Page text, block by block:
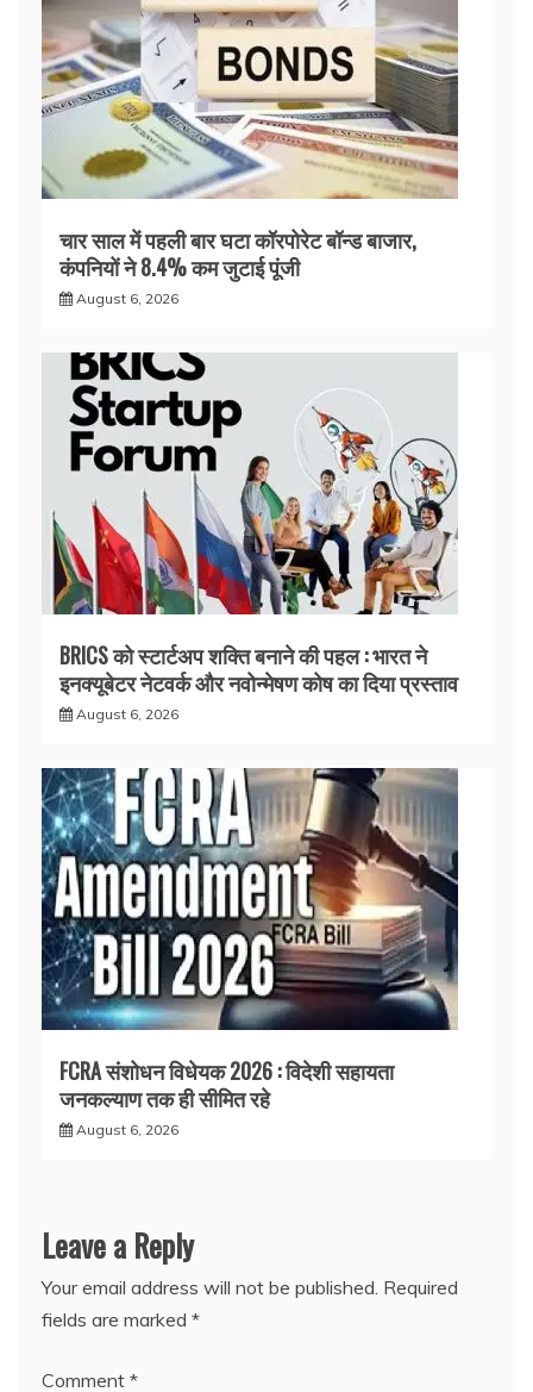
चार साल में पहली बार घटा कॉरपोरेट बॉन्ड बाजार,
कंपनियों ने 8.4% कम जुटाई पूंजी
August 6, 2026
BRICS को स्टार्टअप शक्ति बनाने की पहल : भारत ने
इनक्यूबेटर नेटवर्क और नवोन्मेषण कोष का दिया प्रस्ताव
August 6, 2026
FCRA संशोधन विधेयक 2026 : विदेशी सहायता
जनकल्याण तक ही सीमित रहे
August 6, 2026
Leave a Reply
Your email address will not be published. Required
fields are marked *
Comment *